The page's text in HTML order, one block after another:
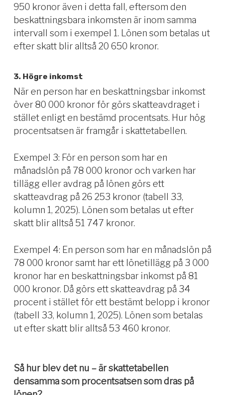
950 kronor även i detta fall, eftersom den
beskattningsbara inkomsten är inom samma
intervall som i exempel 1. Lönen som betalas ut
efter skatt blir alltså 20 650 kronor.
3. Högre inkomst
När en person har en beskattningsbar inkomst
över 80 000 kronor för görs skatteavdraget i
stället enligt en bestämd procentsats. Hur hög
procentsatsen är framgår i skattetabellen.
Exempel 3: För en person som har en
månadslön på 78 000 kronor och varken har
tillägg eller avdrag på lönen görs ett
skatteavdrag på 26 253 kronor (tabell 33,
kolumn 1, 2025). Lönen som betalas ut efter
skatt blir alltså 51 747 kronor.
Exempel 4: En person som har en månadslön på
78 000 kronor samt har ett lönetillägg på 3 000
kronor har en beskattningsbar inkomst på 81
000 kronor. Då görs ett skatteavdrag på 34
procent i stället för ett bestämt belopp i kronor
(tabell 33, kolumn 1, 2025). Lönen som betalas
ut efter skatt blir alltså 53 460 kronor.
Så hur blev det nu – är skattetabellen
densamma som procentsatsen som dras på